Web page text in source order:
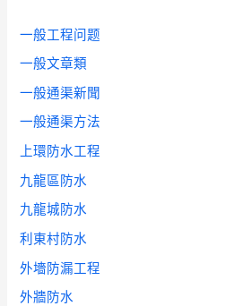
一般工程问题
一般文章類
一般通渠新聞
一般通渠方法
上環防水工程
九龍區防水
九龍城防水
利東村防水
外墻防漏工程
外牆防水